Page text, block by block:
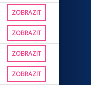
ZOBRAZIT
ZOBRAZIT
ZOBRAZIT
ZOBRAZIT